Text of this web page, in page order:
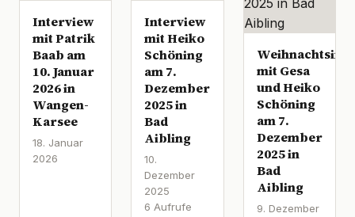
Interview
mit Patrik
Baab am
10. Januar
2026 in
Wangen-
Karsee
18. Januar
2026
Interview
mit Heiko
Schöning
am 7.
Dezember
2025 in
Bad
Aibling
10.
Dezember
2025
6 Aufrufe
mit Gesa
und Heiko
Schöning
am 7.
Dezember
2025 in
Bad
Aibling
9. Dezember